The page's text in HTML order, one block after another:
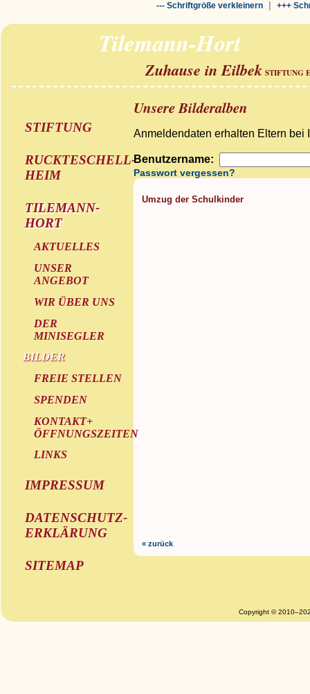
--- Schriftgröße verkleinern| +++
Tilemann-Hort
Zuhause in Eilbek STIFTUNG
STIFTUNG
RUCKTESCHELL-
HEIM
TILEMANN-
HORT
AKTUELLES
UNSER
ANGEBOT
WIR ÜBER UNS
DER
MINISEGLER
BILDER
FREIE STELLEN
SPENDEN
KONTAKT+
ÖFFNUNGSZEITEN
LINKS
IMPRESSUM
DATENSCHUTZ-
ERKLÄRUNG
SITEMAP
Unsere Bilderalben
Anmeldendaten erhalten Eltern bei
Benutzername:
Passwort vergessen?
Umzug der Schulkinder
« zurück
Copyright ©